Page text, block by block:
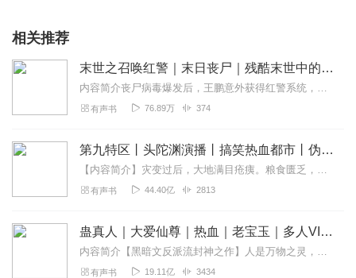
相关推荐
末世之召唤红警｜末日丧尸｜残酷末世中的生存法则 | 危机 | 暗黑 | 恐怖
内容简介丧尸病毒爆发后，王鹏意外获得红警系统，他从长沙出发，历经艰险前往成都寻找妹妹。途中，他遭遇各种危险，包括与丧尸的战斗、与恶人的冲突等。他的士兵阿诺和兰...
有声书 76.89万 374
第九特区丨头陀渊演播丨搞笑热血都市丨伪戒丨VIP免费多人有声剧
【内容简介】灾变过后，大地满目疮痍。粮食匮乏，资源紧俏，局势混乱……一位从待规划区杀出来的青年，背对着漫天黄沙，孤身来到九区谋生，却不曾想偶然结识三五好友，一念...
有声书 44.40亿 2813
蛊真人｜大爱仙尊｜热血｜老宝玉｜多人VIP免费有声剧
内容简介【黑暗文反派流封神之作】人是万物之灵，蛊是天地真精。一个穿越者不断重生的故事。一个养蛊、炼蛊、用蛊的奇特世界。配音组（男角色）老宝玉旁白...
有声书 19.11亿 3434